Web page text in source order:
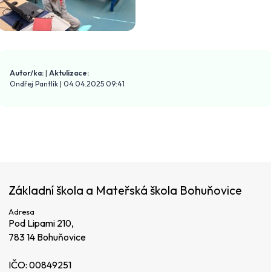
Autor/ka:| Aktulizace:
Ondřej Pantlík| 04.04.2025 09:41
Základní škola a Mateřská škola Bohuňovice
Adresa
Pod Lipami 210,
783 14 Bohuňovice
IČO: 00849251